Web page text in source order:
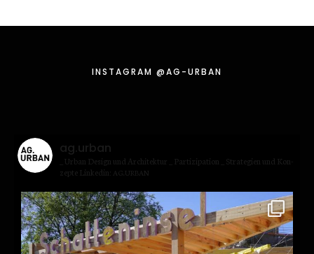
INSTA­GRAM @AG-URBAN
ag.urban
_ Urban Design und Archi­tek­tur _ Par­ti­zi­pa­ti­on _ Stra­te­gien und Kon­
zep­te Lin­kedin: AG URBAN